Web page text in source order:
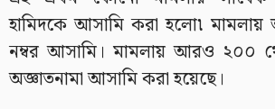
হামিদকে আসামি করা হলো৷
নম্বর আসামি। মামলায় আরও ২০০
অজ্ঞাতনামা আসামি করা হয়েছে।